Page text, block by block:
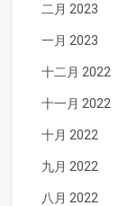
二月 2023
一月 2023
十二月 2022
十一月 2022
十月 2022
九月 2022
八月 2022